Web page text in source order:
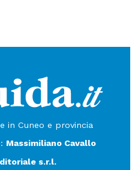
in Cuneo e provincia
Massimiliano Cavallo
s.r.l.